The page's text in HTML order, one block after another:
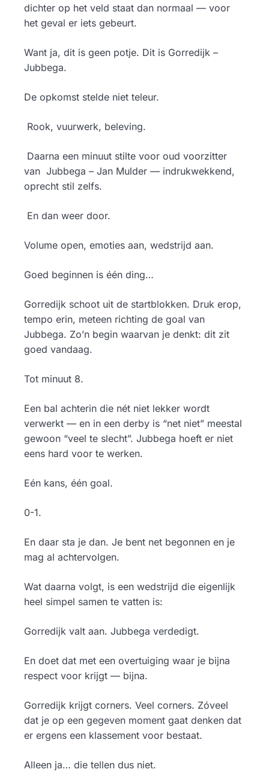
dichter op het veld staat dan normaal — voor
het geval er iets gebeurt.
Want ja, dit is geen potje. Dit is Gorredijk –
Jubbega.
De opkomst stelde niet teleur.
Rook, vuurwerk, beleving.
Daarna een minuut stilte voor oud voorzitter
van Jubbega – Jan Mulder — indrukwekkend,
oprecht stil zelfs.
En dan weer door.
Volume open, emoties aan, wedstrijd aan.
Goed beginnen is één ding…
Gorredijk schoot uit de startblokken. Druk erop,
tempo erin, meteen richting de goal van
Jubbega. Zo’n begin waarvan je denkt: dit zit
goed vandaag.
Tot minuut 8.
Een bal achterin die nét niet lekker wordt
verwerkt — en in een derby is “net niet” meestal
gewoon “veel te slecht”. Jubbega hoeft er niet
eens hard voor te werken.
Eén kans, één goal.
0-1.
En daar sta je dan. Je bent net begonnen en je
mag al achtervolgen.
Wat daarna volgt, is een wedstrijd die eigenlijk
heel simpel samen te vatten is:
Gorredijk valt aan. Jubbega verdedigt.
En doet dat met een overtuiging waar je bijna
respect voor krijgt — bijna.
Gorredijk krijgt corners. Veel corners. Zóveel
dat je op een gegeven moment gaat denken dat
er ergens een klassement voor bestaat.
Alleen ja… die tellen dus niet.